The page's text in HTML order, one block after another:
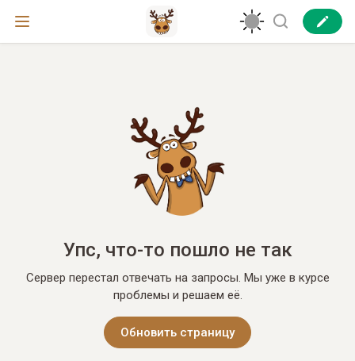
Упс, что-то пошло не так
Сервер перестал отвечать на запросы. Мы уже в курсе
проблемы и решаем её.
Обновить страницу